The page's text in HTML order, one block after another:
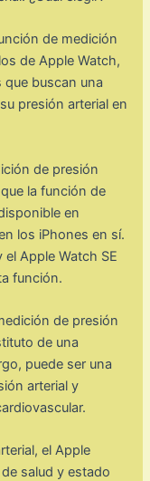
de medición
de Apple Watch,
que buscan una
presión arterial en
de presión
la función de
en
los iPhones en sí.
Apple Watch SE
función.
de presión
de una
puede ser una
arterial y
el Apple
salud y estado